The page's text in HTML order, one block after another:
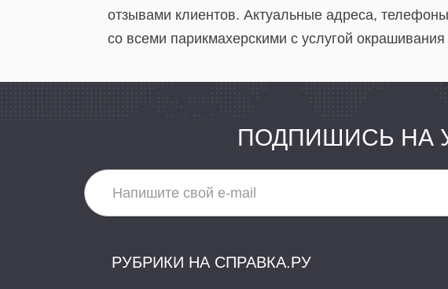
отзывами клиентов. Актуальные адреса,
со всеми парикмахерскими с услугой
ПОДПИШИСЬ НА
РУБРИКИ НА СПРАВКА.РУ